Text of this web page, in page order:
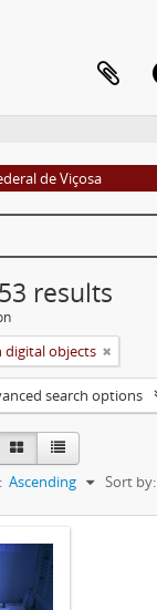
de Viçosa
results
digital objects
search options
Sort by:
Ascending